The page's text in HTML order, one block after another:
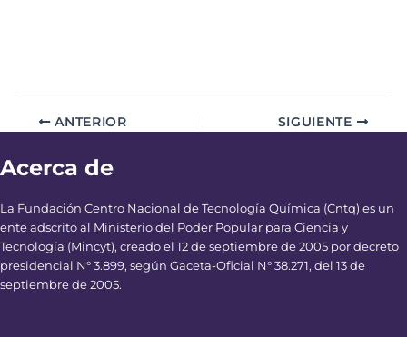
ANTERIOR SIGUIENTE
Acerca de
La Fundación Centro Nacional de Tecnología Química (Cntq) es un
ente adscrito al Ministerio del Poder Popular para Ciencia y
Tecnología (Mincyt), creado el 12 de septiembre de 2005 por decreto
presidencial N° 3.899, según Gaceta-Oficial N° 38.271, del 13 de
septiembre de 2005.